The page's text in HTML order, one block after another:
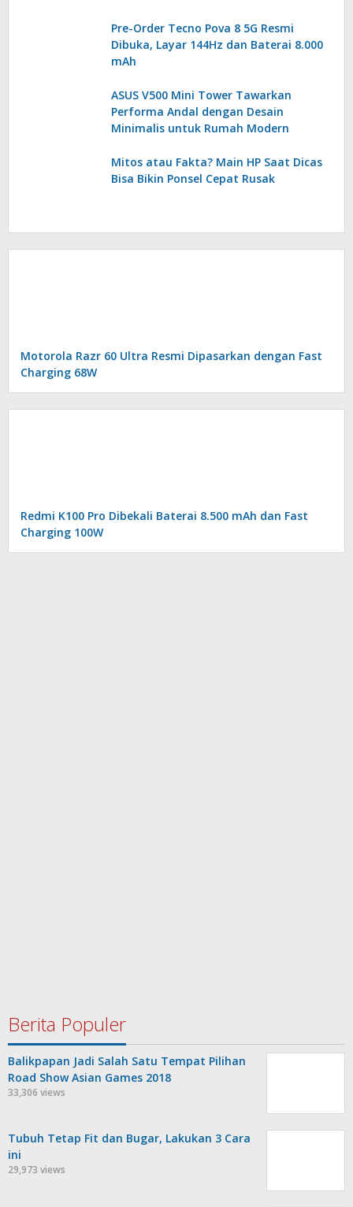
Pre-Order Tecno Pova 8 5G Resmi
Dibuka, Layar 144Hz dan Baterai 8.000
mAh
ASUS V500 Mini Tower Tawarkan
Performa Andal dengan Desain
Minimalis untuk Rumah Modern
Mitos atau Fakta? Main HP Saat Dicas
Bisa Bikin Ponsel Cepat Rusak
Motorola Razr 60 Ultra Resmi Dipasarkan dengan Fast
Charging 68W
Redmi K100 Pro Dibekali Baterai 8.500 mAh dan Fast
Charging 100W
Berita Populer
Balikpapan Jadi Salah Satu Tempat Pilihan
Road Show Asian Games 2018
33,306 views
Tubuh Tetap Fit dan Bugar, Lakukan 3 Cara
ini
29,973 views